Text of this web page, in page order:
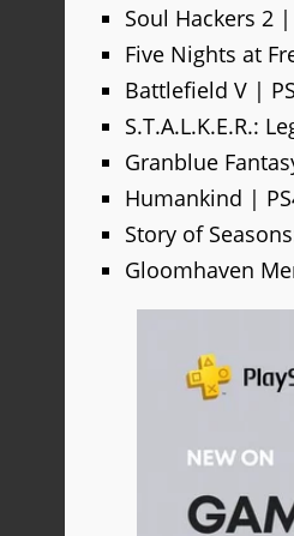
Soul Hackers 2 |
Five Nights at
Battlefield V |
S.T.A.L.K.E.R.:
Granblue
Humankind |
Story of
Gloomhaven